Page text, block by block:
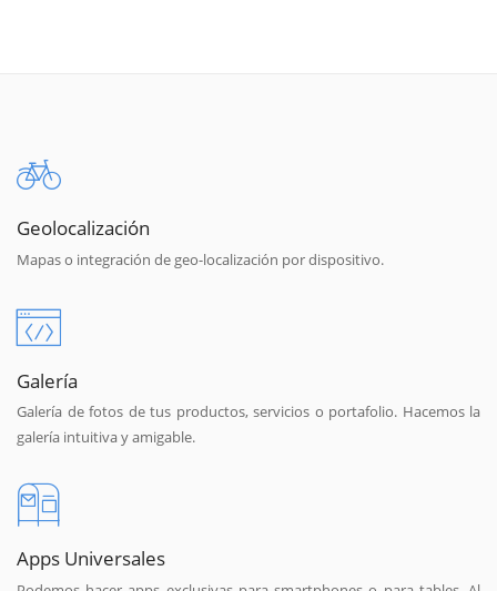
Geolocalización
Mapas o integración de geo-localización por dispositivo.
Galería
Galería de fotos de tus productos, servicios o portafolio. Hacemos la
galería intuitiva y amigable.
Apps Universales